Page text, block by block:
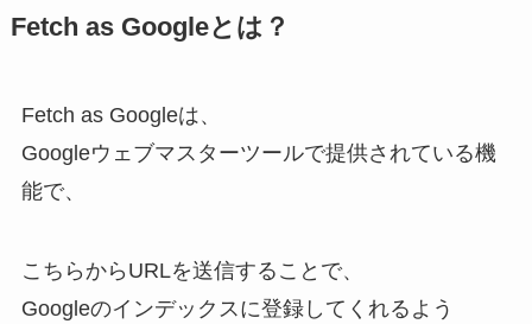
Fetch as Googleとは？
Fetch as Googleは、
Googleウェブマスターツールで提供されている機
能で、
こちらからURLを送信することで、
Googleのインデックスに登録してくれるよう